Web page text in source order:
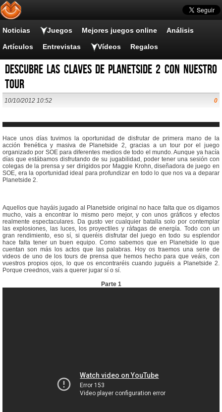
Noticias Juegos Mejores juegos online Análisis
Artículos Entrevistas Vídeos Regalos
Descubre las claves de Planetside 2 con nuestro
tour
10/10/2012 10:52 0
Hace unos días tuvimos la oportunidad de disfrutar de primera mano de la
acción frenética y masiva de Planetside 2, gracias a un tour por el juego
organizado por SOE para diferentes medios de todo el mundo. Aunque ya hacía
días que estábamos disfrutando de su jugabilidad, poder tener una sesión con
colegas de la prensa y ser dirigidos por Maggie Krohn, diseñadora de juego en
SOE, era la oportunidad ideal para profundizar en todo lo que nos va a deparar
Planetside 2.
Aquellos que hayáis jugado al Planetside original no hace falta que os digamos
mucho, vais a encontrar lo mismo pero mejor, y con unos gráficos y efectos
realmente espectaculares. Da gusto ver cualquier batalla solo por contemplar
las explosiones, las luces, los proyectiles y ráfagas de energía. Todo con un
gran rendimiento, eso sí, si queréis disfrutar del juego en todo su esplendor
hace falta tener un buen equipo. Como sabemos que en Planetside lo que
cuentan son más los actos que las palabras. Hoy os traemos una serie de
videos de uno de los tours de prensa que hemos hecho para que veáis, con
vuestros propios ojos, lo que os encontraréis cuando juguéis a Planetside 2.
Porque creednos, vais a querer jugar sí o sí.
Parte 1